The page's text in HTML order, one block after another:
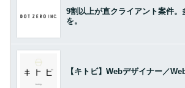
9割以上が直クライアント案件。
を。
【キトビ】Webデザイナー／